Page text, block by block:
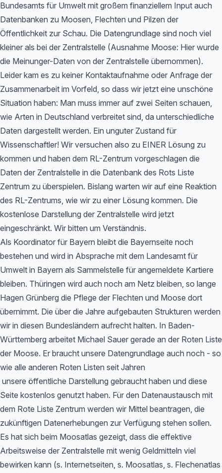
Bundesamts für Umwelt mit großem finanziellem Input auch
Datenbanken zu Moosen, Flechten und Pilzen der
Öffentlichkeit zur Schau. Die Datengrundlage sind noch viel
kleiner als bei der Zentralstelle (Ausnahme Moose: Hier wurde
die Meinunger-Daten von der Zentralstelle übernommen).
Leider kam es zu keiner Kontaktaufnahme oder Anfrage der
Zusammenarbeit im Vorfeld, so dass wir jetzt eine unschöne
Situation haben: Man muss immer auf zwei Seiten schauen,
wie Arten in Deutschland verbreitet sind, da unterschiedliche
Daten dargestellt werden. Ein unguter Zustand für
Wissenschaftler! Wir versuchen also zu EINER Lösung zu
kommen und haben dem RL-Zentrum vorgeschlagen die
Daten der Zentralstelle in die Datenbank des Rots Liste
Zentrum zu überspielen. Bislang warten wir auf eine Reaktion
des RL-Zentrums, wie wir zu einer Lösung kommen. Die
kostenlose Darstellung der Zentralstelle wird jetzt
eingeschränkt. Wir bitten um Verständnis.
Als Koordinator für Bayern bleibt die Bayernseite noch
bestehen und wird in Absprache mit dem Landesamt für
Umwelt in Bayern als Sammelstelle für angemeldete Kartiere
bleiben. Thüringen wird auch noch am Netz bleiben, so lange
Hagen Grünberg die Pflege der Flechten und Moose dort
übernimmt. Die über die Jahre aufgebauten Strukturen werden
wir in diesen Bundesländern aufrecht halten. In Baden-
Württemberg arbeitet Michael Sauer gerade an der Roten Liste
der Moose. Er braucht unsere Datengrundlage auch noch - so
wie alle anderen Roten Listen seit Jahren
unsere öffentliche Darstellung gebraucht haben und diese
Seite kostenlos genutzt haben. Für den Datenaustausch mit
dem Rote Liste Zentrum werden wir Mittel beantragen, die
zukünftigen Datenerhebungen zur Verfügung stehen sollen.
Es hat sich beim Moosatlas gezeigt, dass die effektive
Arbeitsweise der Zentralstelle mit wenig Geldmitteln viel
bewirken kann (s. Internetseiten, s. Moosatlas, s. Flechenatlas